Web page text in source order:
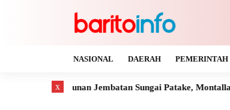
NASIONAL DAERAH PEMERINTAH
Jembatan Sungai Patake, Montallat Kaya Gas
x